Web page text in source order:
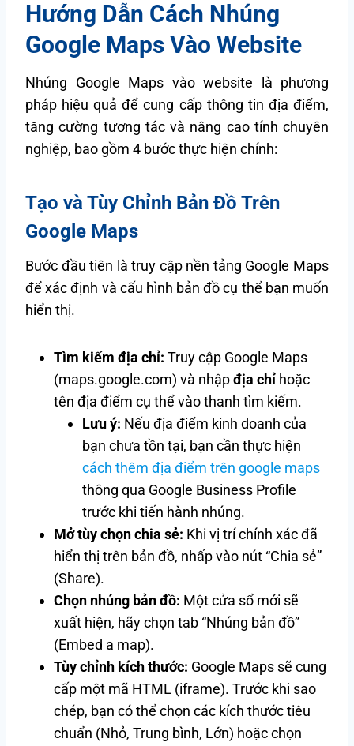
Hướng Dẫn Cách Nhúng
Google Maps Vào Website
Nhúng Google Maps vào website là phương
pháp hiệu quả để cung cấp thông tin địa điểm,
tăng cường tương tác và nâng cao tính chuyên
nghiệp, bao gồm 4 bước thực hiện chính:
Tạo và Tùy Chỉnh Bản Đồ Trên
Google Maps
Bước đầu tiên là truy cập nền tảng Google Maps
để xác định và cấu hình bản đồ cụ thể bạn muốn
hiển thị.
Tìm kiếm địa chỉ: Truy cập Google Maps
(maps.google.com) và nhậpđịa chỉ hoặc
tên địa điểm cụ thể vào thanh tìm kiếm.
Lưu ý: Nếu địa điểm kinh doanh của
bạn chưa tồn tại, bạn cần thực hiện
cách thêm địa điểm trên google maps
thông qua Google Business Profile
trước khi tiến hành nhúng.
Mở tùy chọn chia sẻ: Khi vị trí chính xác đã
hiển thị trên bản đồ, nhấp vào nút “Chia sẻ”
(Share).
Chọn nhúng bản đồ: Một cửa sổ mới sẽ
xuất hiện, hãy chọn tab “Nhúng bản đồ”
(Embed a map).
Tùy chỉnh kích thước: Google Maps sẽ cung
cấp một mã HTML (iframe). Trước khi sao
chép, bạn có thể chọn các kích thước tiêu
chuẩn (Nhỏ, Trung bình, Lớn) hoặc chọn